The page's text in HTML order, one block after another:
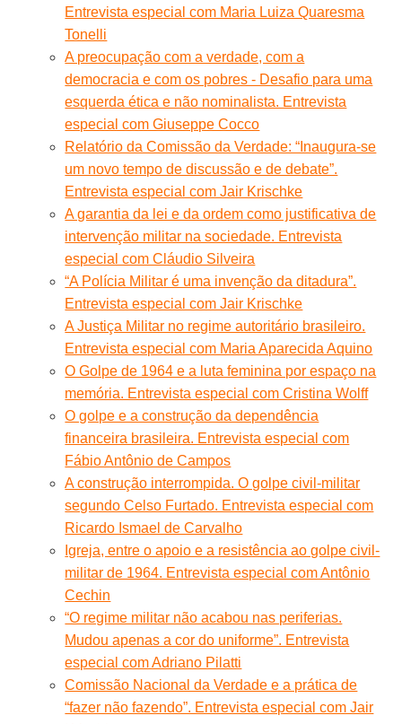
Entrevista especial com Maria Luiza Quaresma
Tonelli
A preocupação com a verdade, com a
democracia e com os pobres - Desafio para uma
esquerda ética e não nominalista. Entrevista
especial com Giuseppe Cocco
Relatório da Comissão da Verdade: “Inaugura-se
um novo tempo de discussão e de debate”.
Entrevista especial com Jair Krischke
A garantia da lei e da ordem como justificativa de
intervenção militar na sociedade. Entrevista
especial com Cláudio Silveira
“A Polícia Militar é uma invenção da ditadura”.
Entrevista especial com Jair Krischke
A Justiça Militar no regime autoritário brasileiro.
Entrevista especial com Maria Aparecida Aquino
O Golpe de 1964 e a luta feminina por espaço na
memória. Entrevista especial com Cristina Wolff
O golpe e a construção da dependência
financeira brasileira. Entrevista especial com
Fábio Antônio de Campos
A construção interrompida. O golpe civil-militar
segundo Celso Furtado. Entrevista especial com
Ricardo Ismael de Carvalho
Igreja, entre o apoio e a resistência ao golpe civil-
militar de 1964. Entrevista especial com Antônio
Cechin
“O regime militar não acabou nas periferias.
Mudou apenas a cor do uniforme”. Entrevista
especial com Adriano Pilatti
Comissão Nacional da Verdade e a prática de
“fazer não fazendo”. Entrevista especial com Jair